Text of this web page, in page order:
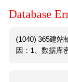
Database
(1040) 365建站
因：1、数据库